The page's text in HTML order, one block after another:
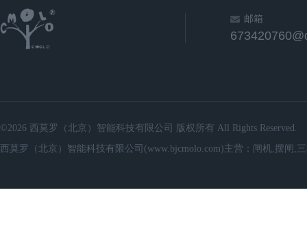
邮箱
©2026 西莫罗（北京）智能科技有限公司 版权所有 All Rights Reserved.
西莫罗（北京）智能科技有限公司(www.bjcmolo.com)主营：闸机,摆闸,